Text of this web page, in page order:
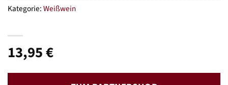
13,95€
Kategorie:Weißwein